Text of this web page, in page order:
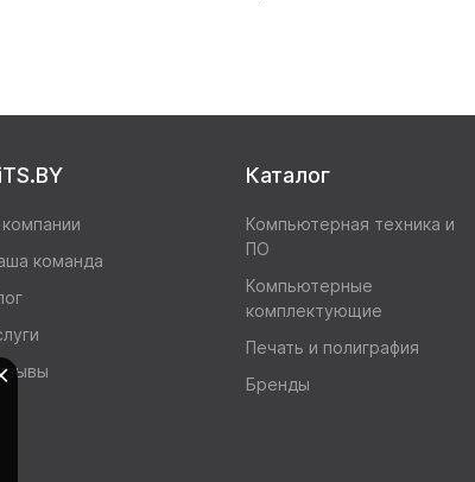
команда
Каталог
Компьютерная техника и
ПО
Компьютерные
комплектующие
Печать и полиграфия
Бренды